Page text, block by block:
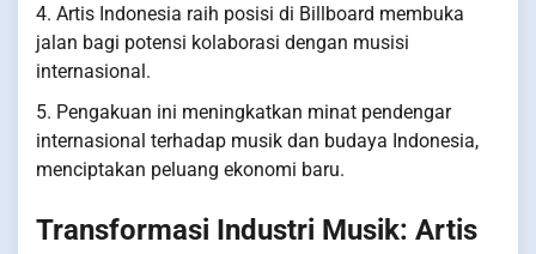
4. Artis Indonesia raih posisi di Billboard membuka
jalan bagi potensi kolaborasi dengan musisi
internasional.
5. Pengakuan ini meningkatkan minat pendengar
internasional terhadap musik dan budaya Indonesia,
menciptakan peluang ekonomi baru.
Transformasi Industri Musik: Artis